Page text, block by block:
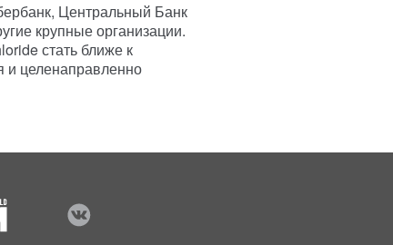
Центральный Банк
крупные организации.
стать ближе к
и целенаправленно